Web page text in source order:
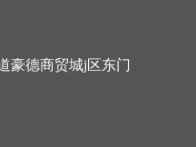
豪德商贸城j区东门